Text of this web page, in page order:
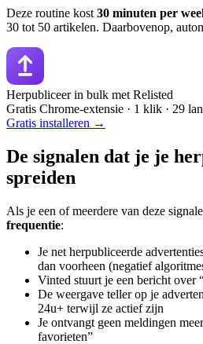
Deze routine kost 30 minuten per
30 tot 50 artikelen. Daarbovenop,
Herpubliceer in bulk met Relisted
Gratis Chrome-extensie · 1 klik · 29
Gratis installeren →
De signalen dat je je
spreiden
Als je een of meerdere van deze
frequentie:
Je net herpubliceerde
dan voorheen (negatief
Vinted stuurt je een bericht over
De weergave teller op je
24u+ terwijl ze actief zijn
Je ontvangt geen meldingen
favorieten”